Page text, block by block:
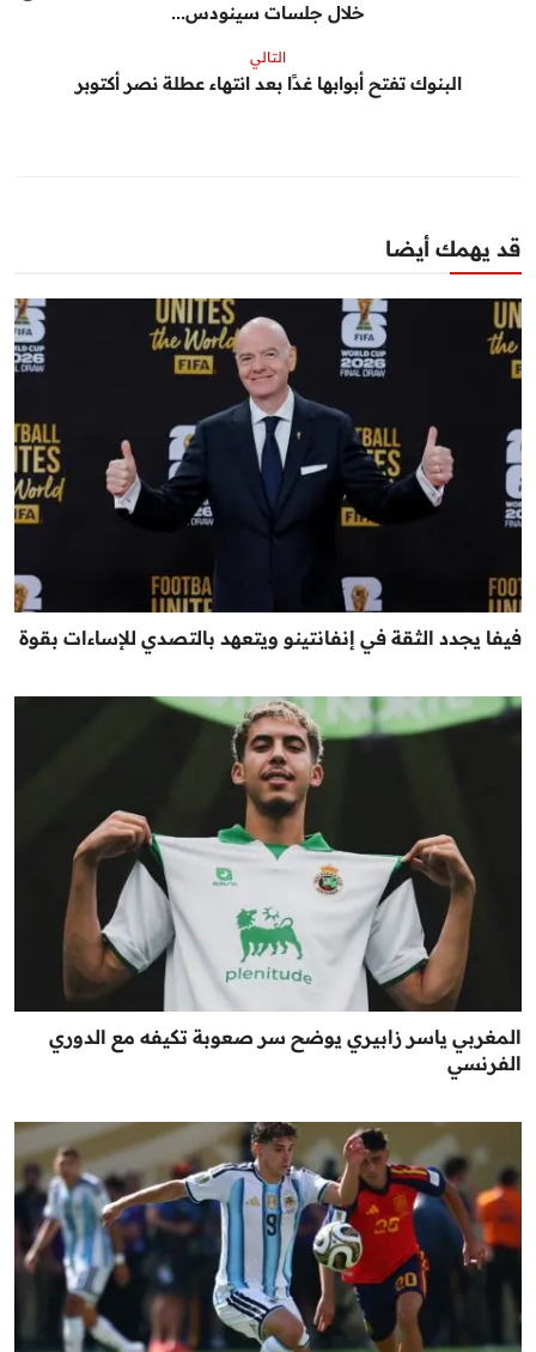
خلال جلسات سينودس...
التالي
البنوك تفتح أبوابها غدًا بعد انتهاء عطلة نصر أكتوبر
قد يهمك أيضا
فيفا يجدد الثقة في إنفانتينو ويتعهد بالتصدي للإساءات بقوة
المغربي ياسر زابيري يوضح سر صعوبة تكيفه مع الدوري
الفرنسي